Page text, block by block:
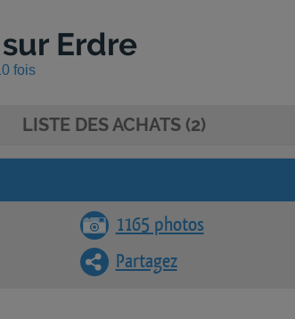
Erdre
fois
LISTE DES ACHATS (2)
1165 photos
Partagez